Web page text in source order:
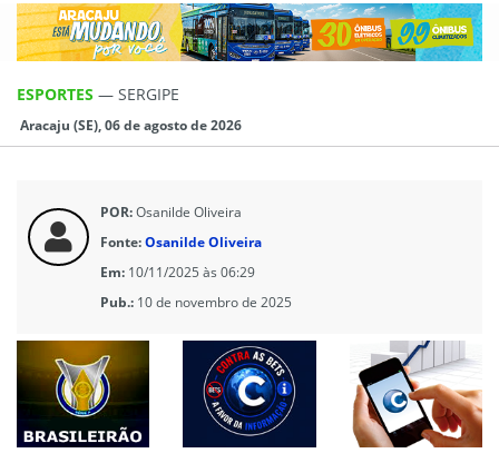
ESPORTES — SERGIPE
Aracaju (SE), 06 de agosto de 2026
POR:Osanilde Oliveira
Fonte:Osanilde Oliveira
Em: 10/11/2025 às 06:29
Pub.: 10 de novembro de 2025